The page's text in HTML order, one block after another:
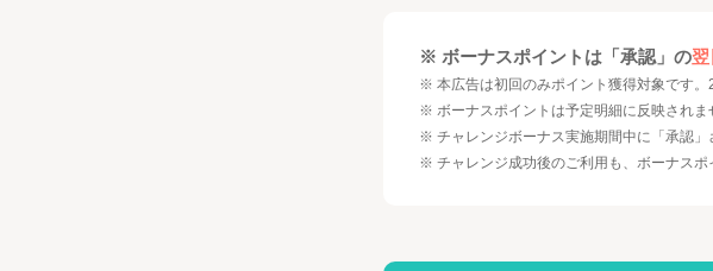
※ ボーナスポイントは「承認」の翌
※ 本広告は初回のみポイント獲得対象です。
※ ボーナスポイントは予定明細に反映されま
※ チャレンジボーナス実施期間中に「承認」
※ チャレンジ成功後のご利用も、ボーナスポ